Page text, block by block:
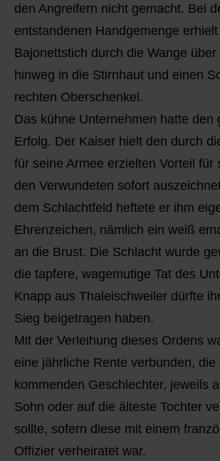
den Angreifern nicht gemacht. Bei
entstandenen Handgemenge
Bajonettstich durch die Wange über
hinweg in die Stirnhaut und einen
rechten Oberschenkel.
Das kühne Unternehmen hatte den
Erfolg. Der Kaiser hielt den durch
für seine Armee erzielten Vorteil für
den Verwundeten sofort
dem Schlachtfeld heftete er ihm
Ehrenzeichen, nämlich ein weiß
an die Brust. Die Schlacht wurde
die tapfere, wagemutige Tat des
Knapp aus Thaleischweiler dürfte
Sieg beigetragen haben.
Mit der Verleihung dieses Ordens
eine jährliche Rente verbunden, die
kommenden Geschlechter, jeweils
Sohn oder auf die älteste Tochter
sollte, sofern diese mit einem
Offizier verheiratet war.